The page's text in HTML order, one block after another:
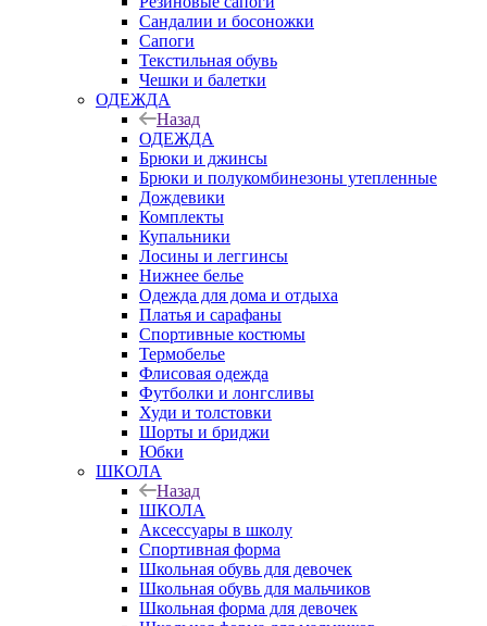
Сандалии и босоножки
Сапоги
Текстильная обувь
Чешки и балетки
ОДЕЖДА
Назад
ОДЕЖДА
Брюки и джинсы
Брюки и полукомбинезоны утепленные
Дождевики
Комплекты
Купальники
Лосины и леггинсы
Нижнее белье
Одежда для дома и отдыха
Платья и сарафаны
Спортивные костюмы
Термобелье
Флисовая одежда
Футболки и лонгсливы
Худи и толстовки
Шорты и бриджи
Юбки
ШКОЛА
Назад
ШКОЛА
Аксессуары в школу
Спортивная форма
Школьная обувь для девочек
Школьная обувь для мальчиков
Школьная форма для девочек